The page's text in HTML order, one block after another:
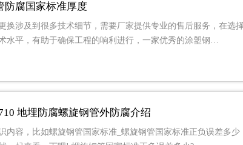
防腐国家标准厚度
换涉及到很多技术细节，需要厂家提供专业的售后服务，在选
水平，有助于确保工程的响利进行，一家优秀的涂塑钢…
地埋防腐螺旋钢管外防腐介绍
内容，比如螺旋钢管国家标准_螺旋钢管国家标准正负误差多